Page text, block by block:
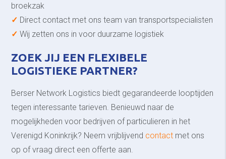
broekzak
✓ Direct contact met ons team van transportspecialisten
✓ Wij zetten ons in voor duurzame logistiek
ZOEK JIJ EEN FLEXIBELE
LOGISTIEKE PARTNER?
Berser Network Logistics biedt gegarandeerde looptijden
tegen interessante tarieven. Benieuwd naar de
mogelijkheden voor bedrijven of particulieren in het
Verenigd Koninkrijk? Neem vrijblijvend contact met ons
op of vraag direct een offerte aan.